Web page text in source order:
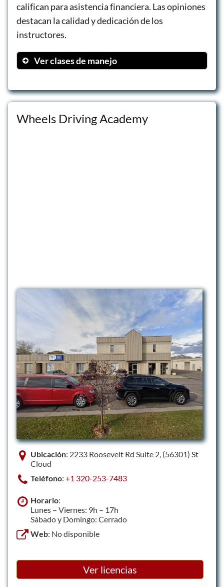
califican para asistencia financiera. Las opiniones
destacan la calidad y dedicación de los
instructores.
Ver clases de manejo
CDL Class A
Wheels Driving Academy
Ubicación: 2233 Roosevelt Rd Suite 2, (56301) St
Cloud
Teléfono: +1 320-253-7483
Horario:
Lunes – Viernes: 9h – 17h
Sábado y Domingo: Cerrado
Web: No disponible
Ver licencias